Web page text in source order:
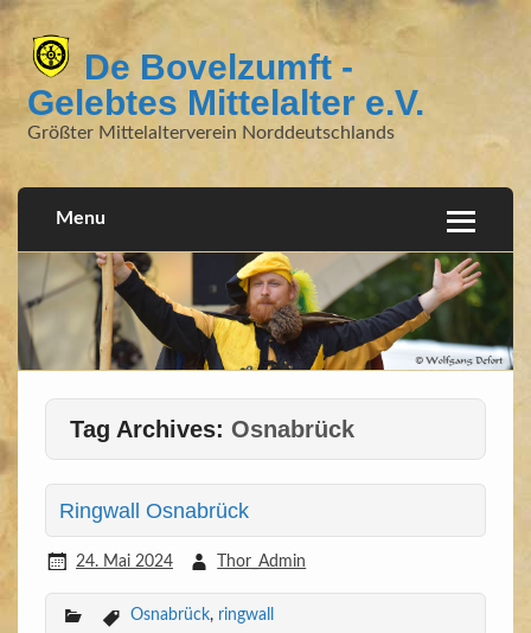
De Bovelzumft -
Gelebtes Mittelalter e.V.
Größter Mittelalterverein Norddeutschlands
Menu
Tag Archives: Osnabrück
Ringwall Osnabrück
24. Mai 2024 Thor_Admin
Osnabrück, ringwall